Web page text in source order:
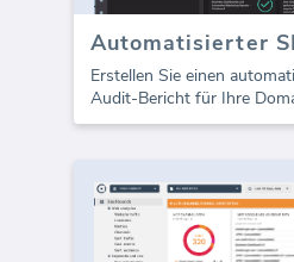
Erstellen Sie einen
Audit-Bericht für Ihre